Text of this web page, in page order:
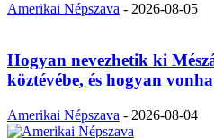
Amerikai Népszava - 2026-08-05
Hogyan nevezhetik ki
köztévébe, és hogyan
Amerikai Népszava - 2026-08-04